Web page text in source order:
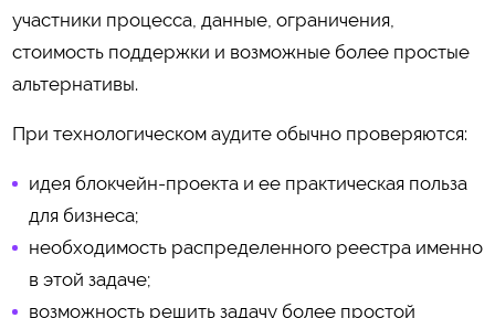
участники процесса, данные, ограничения,
стоимость поддержки и возможные более простые
альтернативы.
При технологическом аудите обычно проверяются:
идея блокчейн-проекта и ее практическая польза
для бизнеса;
необходимость распределенного реестра именно
в этой задаче;
возможность решить задачу более простой